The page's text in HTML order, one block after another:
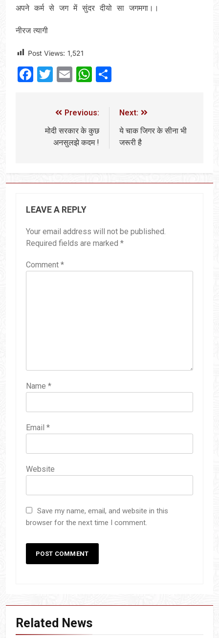
अपने कर्म से जग में सुंदर दीयो सा जगमगा।।
नीरज त्यागी
Post Views: 1,521
Facebook
Twitter
EmailWhatsApp
Previous:
मोदी सरकार के कुछ
अनसुलझे कदम !
Next:
ये चाक जिगर के सीना भी
जरूरी है
LEAVE A REPLY
Your email address will not be published.
Required fields are marked *
Comment *
Name *
Email *
Website
Save my name, email, and website in this
browser for the next time I comment.
Related News